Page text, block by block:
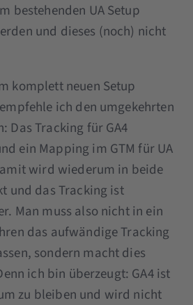
bestehenden UA Setup
und dieses (noch) nicht
komplett neuen Setup
ich den umgekehrten
Das Tracking für GA4
ein Mapping im GTM für UA
wird wiederum in beide
und das Tracking ist
Man muss also nicht in ein
das aufwändige Tracking
sondern macht dies
ich bin überzeugt: GA4 ist
zu bleiben und wird nicht